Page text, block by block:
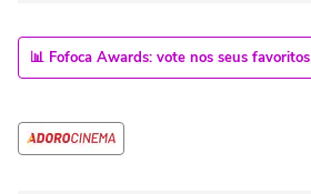
📊 Fofoca Awards: vote nos seus favoritos